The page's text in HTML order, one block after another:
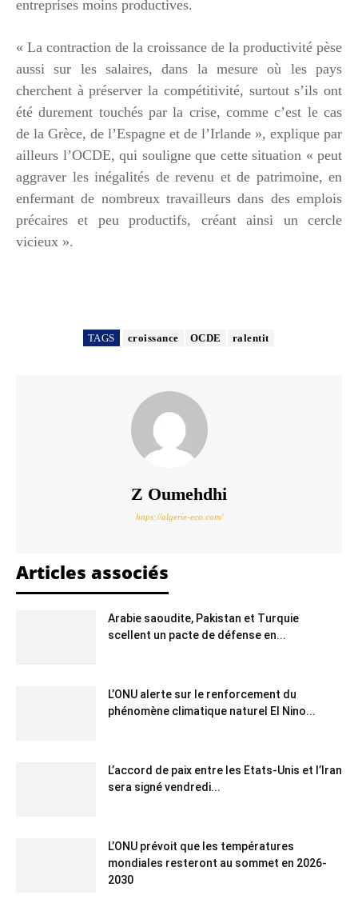
entreprises moins productives.
« La contraction de la croissance de la productivité pèse
aussi sur les salaires, dans la mesure où les pays
cherchent à préserver la compétitivité, surtout s’ils ont
été durement touchés par la crise, comme c’est le cas
de la Grèce, de l’Espagne et de l’Irlande », explique par
ailleurs l’OCDE, qui souligne que cette situation « peut
aggraver les inégalités de revenu et de patrimoine, en
enfermant de nombreux travailleurs dans des emplois
précaires et peu productifs, créant ainsi un cercle
vicieux ».
TAGS croissance OCDE ralentit
Z Oumehdhi
https://algerie-eco.com/
Articles associés
Arabie saoudite, Pakistan et Turquie
scellent un pacte de défense en...
L’ONU alerte sur le renforcement du
phénomène climatique naturel El Nino...
L’accord de paix entre les Etats-Unis et l’Iran
sera signé vendredi...
L’ONU prévoit que les températures
mondiales resteront au sommet en 2026-
2030